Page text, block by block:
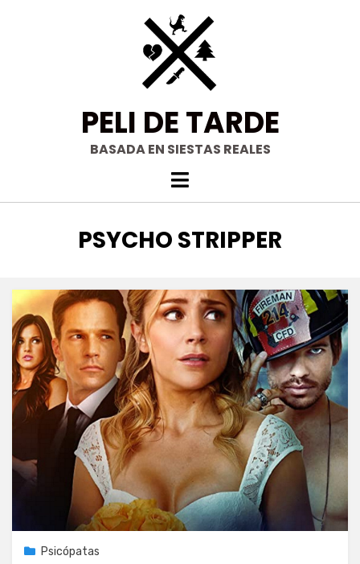
PELI DE TARDE
BASADA EN SIESTAS REALES
ETIQUETA
:
PSYCHO STRIPPER
Publicada
20 de octubre de 2021
Psicópatas